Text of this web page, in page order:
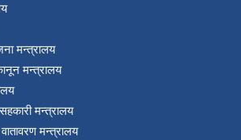
मन्त्रालय
मन्त्रालय
मन्त्रालय
मन्त्रालय